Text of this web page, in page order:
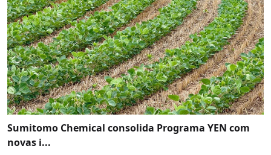
Sumitomo Chemical consolida Programa YEN com
novas i...